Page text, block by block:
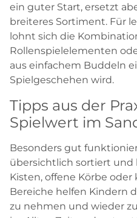
ein guter Start, ersetzt
breiteres Sortiment. Für
lohnt sich die
Rollenspielelementen
aus einfachem Buddeln
Spielgeschehen wird.
Tipps aus der
Spielwert im
Besonders gut
übersichtlich sortiert und
Kisten, offene Körbe
Bereiche helfen Kindern
zu nehmen und wieder